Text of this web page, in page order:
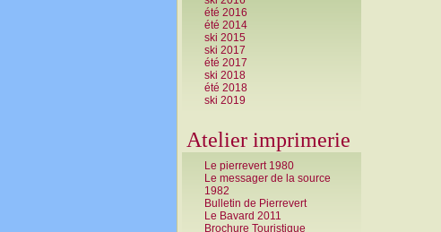
été 2016
été 2014
ski 2015
ski 2017
été 2017
ski 2018
été 2018
ski 2019
Atelier imprimerie
Le pierrevert 1980
Le messager de la source
1982
Bulletin de Pierrevert
Le Bavard 2011
Brochure Touristique